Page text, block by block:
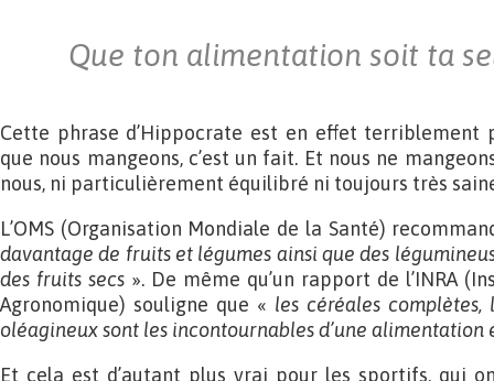
Que ton alimentation soit ta
Cette phrase d’Hippocrate est en effet terriblement
que nous mangeons, c’est un fait. Et nous ne
nous, ni particulièrement équilibré ni toujours très
L’OMS (Organisation Mondiale de la Santé)
davantage de fruits et légumes ainsi que des
des fruits secs ». De même qu’un rapport de l’INRA
Agronomique) souligne que « les céréales
oléagineux sont les incontournables d’une alimentation
Et cela est d’autant plus vrai pour les sportifs, qui